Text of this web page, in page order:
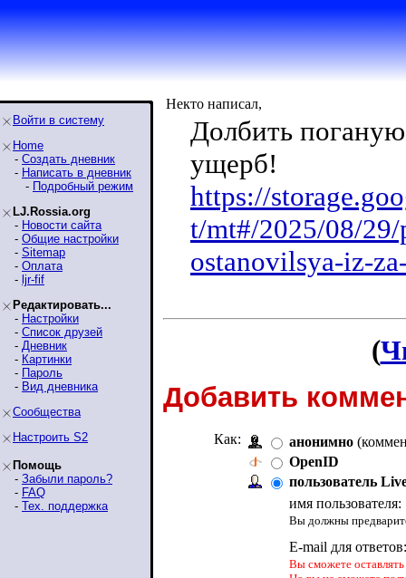
Войти в систему
Home
- Создать дневник
- Написать в дневник
- Подробный режим
LJ.Rossia.org
- Новости сайта
- Общие настройки
- Sitemap
- Оплата
- ljr-fif
Редактировать...
- Настройки
- Список друзей
- Дневник
- Картинки
- Пароль
- Вид дневника
Сообщества
Настроить S2
Помощь
- Забыли пароль?
- FAQ
- Тех. поддержка
Некто написал,
Долбить
ущерб!
https://
t/mt#/2025/08/
ostanovilsya-iz-
(
Добавить
Как: анонимно
OpenID
пользователь
имя пользователя:
Вы должны
E-mail для
Вы сможете